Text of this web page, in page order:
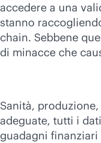
accedere a una
stanno
chain. Sebbene
di minacce che
Sanità,
adeguate, tutti i
guadagni